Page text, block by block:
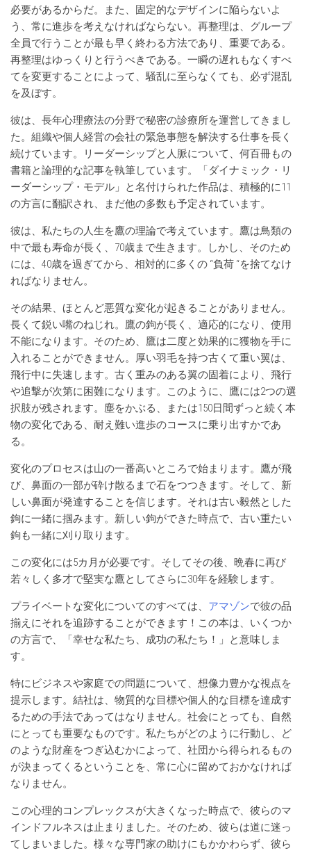
必要があるからだ。また、固定的なデザインに陥らないよ
う、常に進歩を考えなければならない。再整理は、グループ
全員で行うことが最も早く終わる方法であり、重要である。
再整理はゆっくりと行うべきである。一瞬の遅れもなくすべ
てを変更することによって、騒乱に至らなくても、必ず混乱
を及ぼす。
彼は、長年心理療法の分野で秘密の診療所を運営してきまし
た。組織や個人経営の会社の緊急事態を解決する仕事を長く
続けています。リーダーシップと人脈について、何百冊もの
書籍と論理的な記事を執筆しています。「ダイナミック・リ
ーダーシップ・モデル」と名付けられた作品は、積極的に11
の方言に翻訳され、まだ他の多数も予定されています。
彼は、私たちの人生を鷹の理論で考えています。鷹は鳥類の
中で最も寿命が長く、70歳まで生きます。しかし、そのため
には、40歳を過ぎてから、相対的に多くの “負荷 “を捨てなけ
ればなりません。
その結果、ほとんど悪質な変化が起きることがありません。
長くて鋭い嘴のねじれ。鷹の鉤が長く、適応的になり、使用
不能になります。そのため、鷹は二度と効果的に獲物を手に
入れることができません。厚い羽毛を持つ古くて重い翼は、
飛行中に失速します。古く重みのある翼の固着により、飛行
や追撃が次第に困難になります。このように、鷹には2つの選
択肢が残されます。塵をかぶる、または150日間ずっと続く本
物の変化である、耐え難い進歩のコースに乗り出すかであ
る。
変化のプロセスは山の一番高いところで始まります。鷹が飛
び、鼻面の一部が砕け散るまで石をつつきます。そして、新
しい鼻面が発達することを信じます。それは古い毅然とした
鉤に一緒に掴みます。新しい鉤ができた時点で、古い重たい
鉤も一緒に刈り取ります。
この変化には5カ月が必要です。そしてその後、晩春に再び
若々しく多才で堅実な鷹としてさらに30年を経験します。
プライベートな変化についてのすべては、 アマゾンで彼の品
揃えにそれを追跡することができます！この本は、いくつか
の方言で、「幸せな私たち、成功の私たち！」と意味しま
す。
特にビジネスや家庭での問題について、想像力豊かな視点を
提示します。結社は、物質的な目標や個人的な目標を達成す
るための手法であってはなりません。社会にとっても、自然
にとっても重要なものです。私たちがどのように行動し、ど
のような財産をつぎ込むかによって、社団から得られるもの
が決まってくるということを、常に心に留めておかなければ
なりません。
この心理的コンプレックスが大きくなった時点で、彼らのマ
インドフルネスは止まりました。そのため、彼らは道に迷っ
てしまいました。様々な専門家の助けにもかかわらず、彼ら